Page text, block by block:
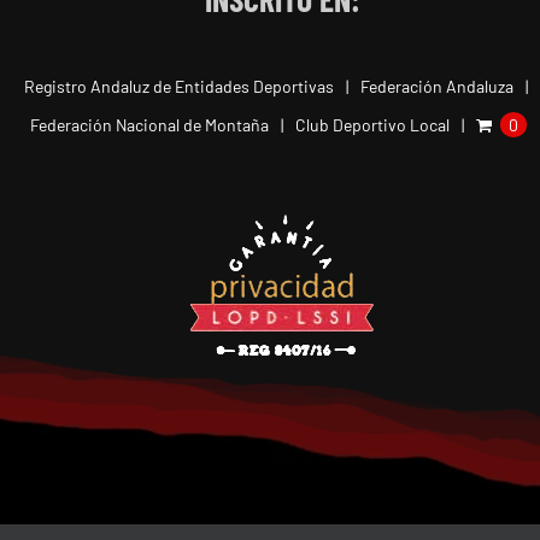
Registro Andaluz de Entidades Deportivas
Federación Andaluza
Federación Nacional de Montaña
Club Deportivo Local 0